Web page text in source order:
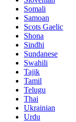
Somali
Samoan
Scots Gaelic
Shona
Sindhi
Sundanese
Swahili
Tajik
Tamil
Telugu
Thai
Ukrainian
Urdu